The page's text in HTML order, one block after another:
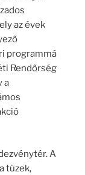
az évek
programmá
Rendőrség
a
A
tüzek,